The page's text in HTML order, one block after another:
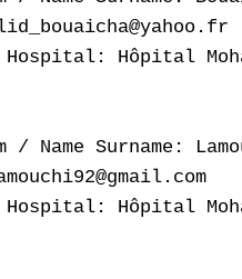
Hôpital
/ Name Surname:
Hôpital